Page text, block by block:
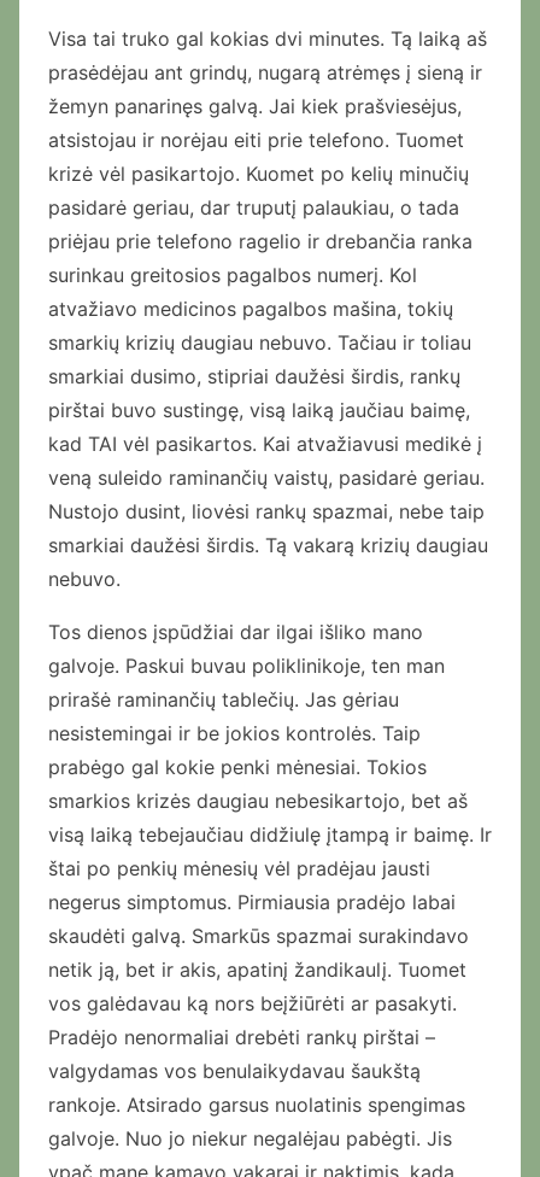
Visa tai truko gal kokias dvi minutes. Tą laiką aš
prasėdėjau ant grindų, nugarą atrėmęs į sieną ir
žemyn panarinęs galvą. Jai kiek prašviesėjus,
atsistojau ir norėjau eiti prie telefono. Tuomet
krizė vėl pasikartojo. Kuomet po kelių minučių
pasidarė geriau, dar truputį palaukiau, o tada
priėjau prie telefono ragelio ir drebančia ranka
surinkau greitosios pagalbos numerį. Kol
atvažiavo medicinos pagalbos mašina, tokių
smarkių krizių daugiau nebuvo. Tačiau ir toliau
smarkiai dusimo, stipriai daužėsi širdis, rankų
pirštai buvo sustingę, visą laiką jaučiau baimę,
kad TAI vėl pasikartos. Kai atvažiavusi medikė į
veną suleido raminančių vaistų, pasidarė geriau.
Nustojo dusint, liovėsi rankų spazmai, nebe taip
smarkiai daužėsi širdis. Tą vakarą krizių daugiau
nebuvo.
Tos dienos įspūdžiai dar ilgai išliko mano
galvoje. Paskui buvau poliklinikoje, ten man
prirašė raminančių tablečių. Jas gėriau
nesistemingai ir be jokios kontrolės. Taip
prabėgo gal kokie penki mėnesiai. Tokios
smarkios krizės daugiau nebesikartojo, bet aš
visą laiką tebejaučiau didžiulę įtampą ir baimę. Ir
štai po penkių mėnesių vėl pradėjau jausti
negerus simptomus. Pirmiausia pradėjo labai
skaudėti galvą. Smarkūs spazmai surakindavo
netik ją, bet ir akis, apatinį žandikaulį. Tuomet
vos galėdavau ką nors beįžiūrėti ar pasakyti.
Pradėjo nenormaliai drebėti rankų pirštai –
valgydamas vos benulaikydavau šaukštą
rankoje. Atsirado garsus nuolatinis spengimas
galvoje. Nuo jo niekur negalėjau pabėgti. Jis